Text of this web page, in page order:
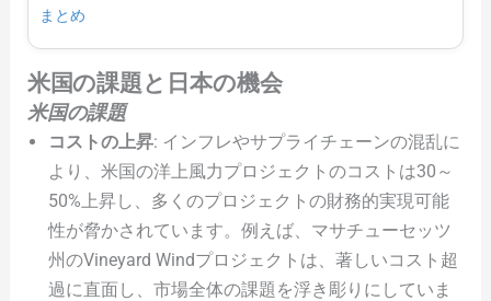
まとめ
米国の課題と日本の機会
米国の課題
コストの上昇: インフレやサプライチェーンの混乱に
より、米国の洋上風力プロジェクトのコストは30～
50%上昇し、多くのプロジェクトの財務的実現可能
性が脅かされています。例えば、マサチューセッツ
州のVineyard Windプロジェクトは、著しいコスト超
過に直面し、市場全体の課題を浮き彫りにしていま